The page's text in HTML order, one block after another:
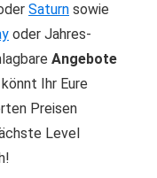
Saturn sowie
oder Jahres-
Angebote
Ihr Eure
Preisen
Level